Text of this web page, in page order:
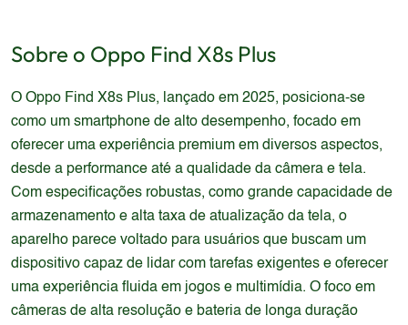
Sobre o Oppo Find X8s Plus
O Oppo Find X8s Plus, lançado em 2025, posiciona-se
como um smartphone de alto desempenho, focado em
oferecer uma experiência premium em diversos aspectos,
desde a performance até a qualidade da câmera e tela.
Com especificações robustas, como grande capacidade de
armazenamento e alta taxa de atualização da tela, o
aparelho parece voltado para usuários que buscam um
dispositivo capaz de lidar com tarefas exigentes e oferecer
uma experiência fluida em jogos e multimídia. O foco em
câmeras de alta resolução e bateria de longa duração